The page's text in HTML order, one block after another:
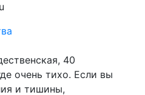
40
очень тихо. Если вы
и тишины,